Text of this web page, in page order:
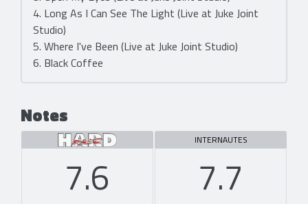
4. Long As I Can See The Light (Live at Juke Joint
Studio)
5. Where I've Been (Live at Juke Joint Studio)
6. Black Coffee
Notes
7.6
INTERNAUTES
7.7